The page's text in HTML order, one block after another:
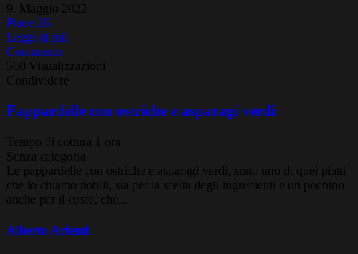
9. Maggio 2022
Piace 26
Leggi di più
Commento
560 Visualizzazioni
Condividere
Pappardelle con ostriche e asparagi verdi
Tempo di cottura 1 ora
Senza categoria
Le pappardelle con ostriche e asparagi verdi, sono uno di quei piatti
che io chiamo nobili, sia per la scelta degli ingredienti e un pochino
anche per il costo, che...
Alberto Arienti